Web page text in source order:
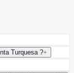
Turquesa ?+